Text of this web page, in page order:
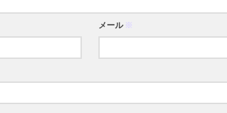
メール ※